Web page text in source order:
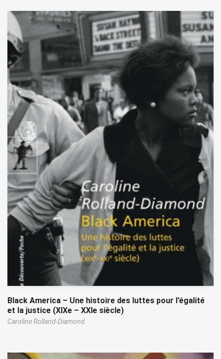
Black America – Une histoire des luttes pour l’égalité
et la justice (XIXe – XXIe siècle)
Caroline Rolland-Diamond